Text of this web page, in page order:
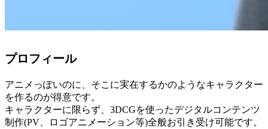
プロフィール
アニメっぽいのに、そこに実在するかのようなキャラクター
を作るのが得意です。
キャラクターに限らず、3DCGを使ったデジタルコンテンツ
制作(PV、ロゴアニメーション等)全般お引き受け可能です。